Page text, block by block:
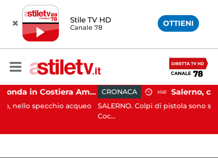
Stile TV HD
Canale 78 OTTIENI
Gozzo affonda in Costiera Amalfitana: occupanti soccorsi da altri natanti
acqueo
CRONACA 16:43
SALERNO. Colpi di pistola sono stati esplosi in